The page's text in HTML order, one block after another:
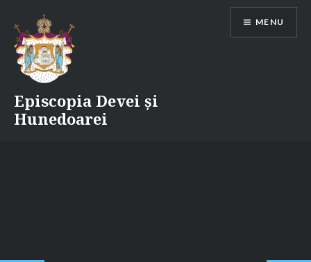
content
Episcopia Devei și
Hunedoarei
MENU